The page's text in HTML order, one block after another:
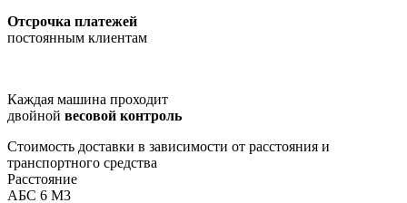
Отсрочка платежей
постоянным клиентам
Каждая машина проходит
двойной весовой контроль
Стоимость доставки в зависимости от расстояния и
транспортного средства
Расстояние
АБС 6 М3